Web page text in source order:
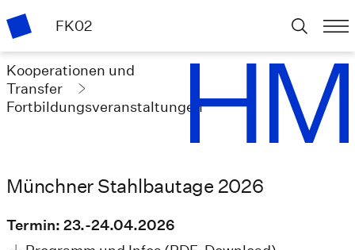
FK02
Kooperationen und
Transfer
Fortbildungsveranstaltungen
Münchner Stahlbautage 2026
Termin: 23.-24.04.2026